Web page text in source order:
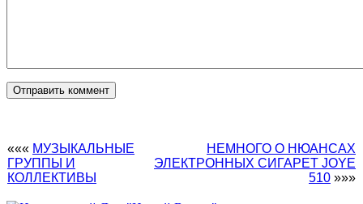
««« МУЗЫКАЛЬНЫЕ
ГРУППЫ И
КОЛЛЕКТИВЫ
НЕМНОГО О НЮАНСАХ
ЭЛЕКТРОННЫХ СИГАРЕТ JOYE
510 »»»